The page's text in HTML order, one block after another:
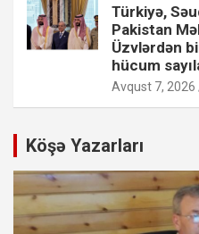
Türkiyə,
Pakistan
Üzvlərdən
hücum
Avqust 7, 2026
Köşə Yazarları